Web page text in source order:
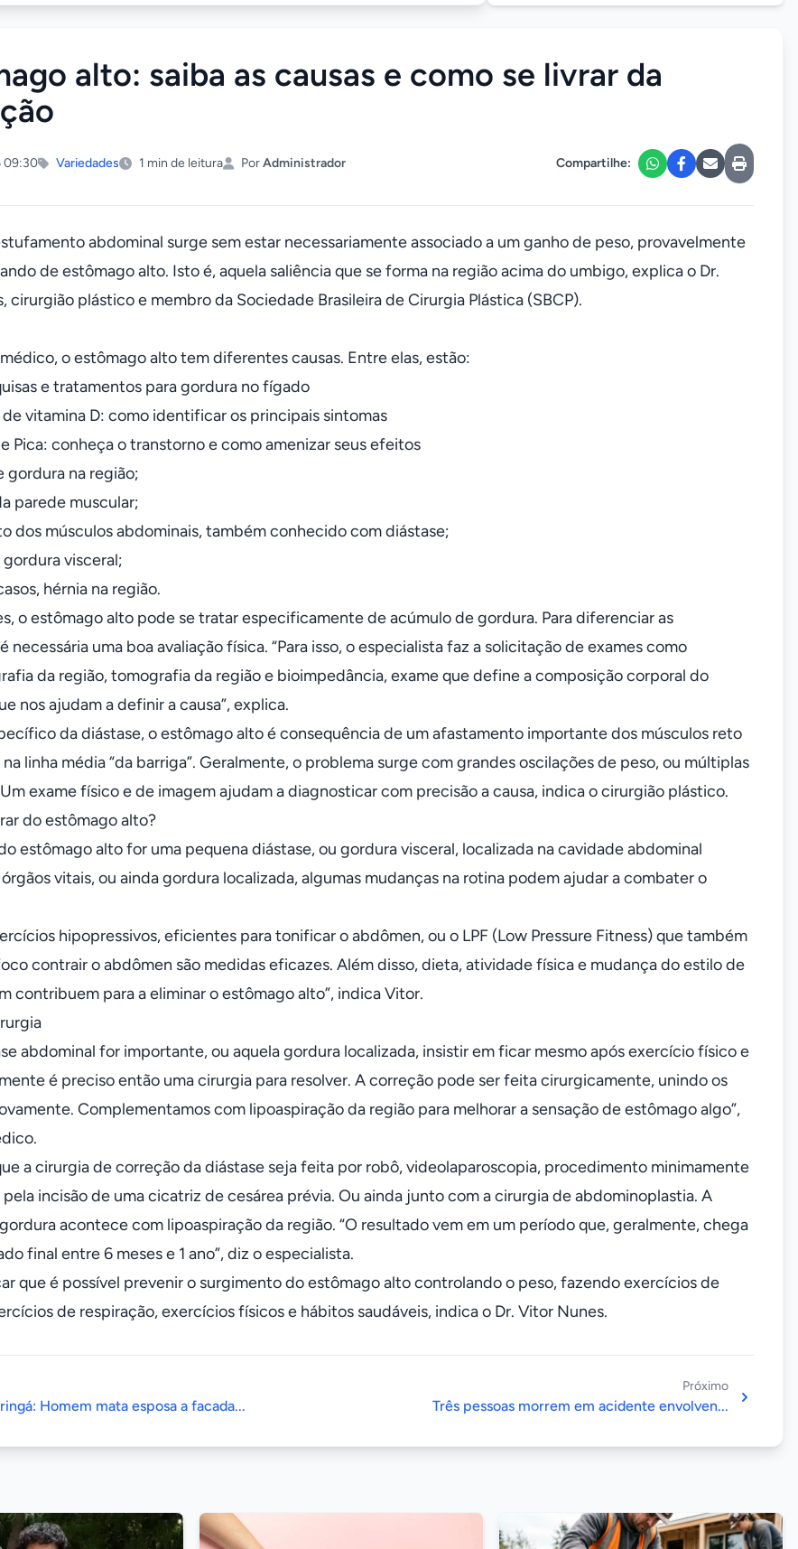
alto: saiba as causas e como se livrar da
09:30 Variedades 1 min de leitura PorAdministrador Compartilhe:
abdominal surge sem estar necessariamente associado a um ganho de peso, provavelmente
de estômago alto. Isto é, aquela saliência que se forma na região acima do umbigo, explica o Dr.
cirurgião plástico e membro da Sociedade Brasileira de Cirurgia Plástica (SBCP).
o estômago alto tem diferentes causas. Entre elas, estão:
e tratamentos para gordura no fígado
vitamina D: como identificar os principais sintomas
Pica: conheça o transtorno e como amenizar seus efeitos
gordura na região;
parede muscular;
dos músculos abdominais, também conhecido com diástase;
visceral;
hérnia na região.
o estômago alto pode se tratar especificamente de acúmulo de gordura. Para diferenciar as
necessária uma boa avaliação física. “Para isso, o especialista faz a solicitação de exames como
da região, tomografia da região e bioimpedância, exame que define a composição corporal do
nos ajudam a definir a causa”, explica.
da diástase, o estômago alto é consequência de um afastamento importante dos músculos reto
linha média “da barriga”. Geralmente, o problema surge com grandes oscilações de peso, ou múltiplas
exame físico e de imagem ajudam a diagnosticar com precisão a causa, indica o cirurgião plástico.
do estômago alto?
estômago alto for uma pequena diástase, ou gordura visceral, localizada na cavidade abdominal
vitais, ou ainda gordura localizada, algumas mudanças na rotina podem ajudar a combater o
hipopressivos, eficientes para tonificar o abdômen, ou o LPF (Low Pressure Fitness) que também
contrair o abdômen são medidas eficazes. Além disso, dieta, atividade física e mudança do estilo de
contribuem para a eliminar o estômago alto”, indica Vitor.
abdominal for importante, ou aquela gordura localizada, insistir em ficar mesmo após exercício físico e
é preciso então uma cirurgia para resolver. A correção pode ser feita cirurgicamente, unindo os
Complementamos com lipoaspiração da região para melhorar a sensação de estômago algo”,
a cirurgia de correção da diástase seja feita por robô, videolaparoscopia, procedimento minimamente
pela incisão de uma cicatriz de cesárea prévia. Ou ainda junto com a cirurgia de abdominoplastia. A
acontece com lipoaspiração da região. “O resultado vem em um período que, geralmente, chega
final entre 6 meses e 1 ano”, diz o especialista.
que é possível prevenir o surgimento do estômago alto controlando o peso, fazendo exercícios de
de respiração, exercícios físicos e hábitos saudáveis, indica o Dr. Vitor Nunes.
Homem mata esposa a facada...
Próximo
Três pessoas morrem em acidente envolven...